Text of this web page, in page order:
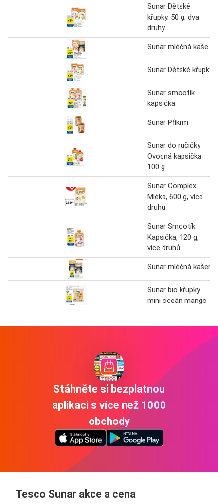
Sunar Dětské
křupky, 50 g, dva
druhy
Sunar mléčná kaše
Sunar Dětské křupky
Sunar smootík
kapsička
Sunar Příkrm
Sunar do ručičky
Ovocná kapsička
100 g
Sunar Complex
Mléka, 600 g, více
druhů
Sunar Smootík
Kapsička, 120 g,
více druhů
Sunar mléčná kašer
Sunar bio křupky
mini oceán mango
Stáhněte si bezplatnou
aplikaci s více než 1000
obchody
Tesco Sunar akce a cena